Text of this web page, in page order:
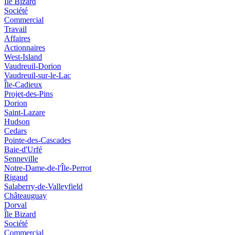
Société
Commercial
Travail
Affaires
Actionnaires
West-Island
Vaudreuil-Dorion
Vaudreuil-sur-le-Lac
Île-Cadieux
Projet-des-Pins
Dorion
Saint-Lazare
Hudson
Cedars
Pointe-des-Cascades
Baie-d'Urfé
Senneville
Notre-Dame-de-l'Île-Perrot
Rigaud
Salaberry-de-Valleyfield
Châteauguay
Dorval
Île Bizard
Société
Commercial